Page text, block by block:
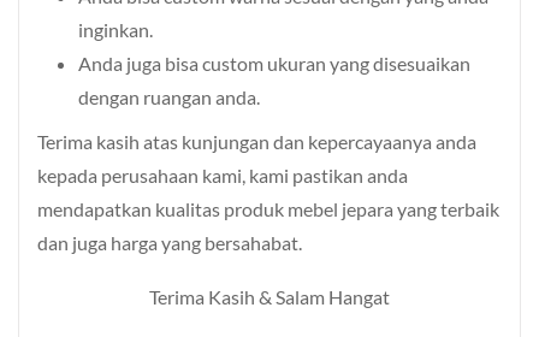
inginkan.
Anda juga bisa custom ukuran yang disesuaikan
dengan ruangan anda.
Terima kasih atas kunjungan dan kepercayaanya anda
kepada perusahaan kami, kami pastikan anda
mendapatkan kualitas produk mebel jepara yang terbaik
dan juga harga yang bersahabat.
Terima Kasih & Salam Hangat